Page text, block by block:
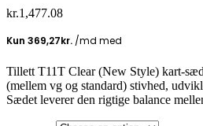
kr.1,477.08
Tillett T11T Clear (New Style) kart-
(mellem vg og standard) stivhed,
Sædet leverer den rigtige balance